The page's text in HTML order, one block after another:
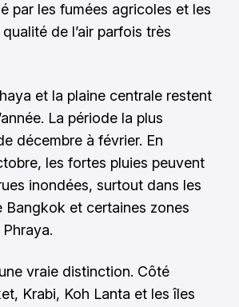
par les fumées agricoles et les
de l’air parfois très
et la plaine centrale restent
La période la plus
décembre à février. En
les fortes pluies peuvent
inondées, surtout dans les
Bangkok et certaines zones
vraie distinction. Côté
Krabi, Koh Lanta et les îles